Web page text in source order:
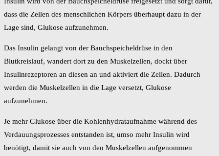
dass die Zellen des menschlichen Körpers überhaupt dazu in der
Lage sind, Glukose aufzunehmen.
Das Insulin gelangt von der Bauchspeicheldrüse in den
Blutkreislauf, wandert dort zu den Muskelzellen, dockt über
Insulinrezeptoren an diesen an und aktiviert die Zellen. Dadurch
werden die Muskelzellen in die Lage versetzt, Glukose
aufzunehmen.
Je mehr Glukose über die Kohlenhydrataufnahme während des
Verdauungsprozesses entstanden ist, umso mehr Insulin wird
benötigt, damit sie auch von den Muskelzellen aufgenommen